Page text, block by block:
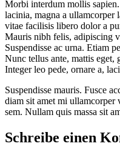
Morbi interdum mollis
lacinia, magna a ullamcorper
vitae facilisis libero dolor a
Mauris nibh felis, adipiscing
Suspendisse ac urna. Etiam
Nunc tellus ante, mattis eget,
Integer leo pede, ornare a,
Suspendisse mauris. Fusce
diam sit amet mi ullamcorper
sem. Nullam quis massa sit
Schreibe einen